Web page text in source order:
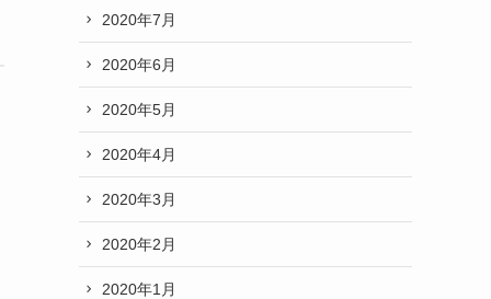
2020年7月
2020年6月
2020年5月
2020年4月
2020年3月
2020年2月
2020年1月